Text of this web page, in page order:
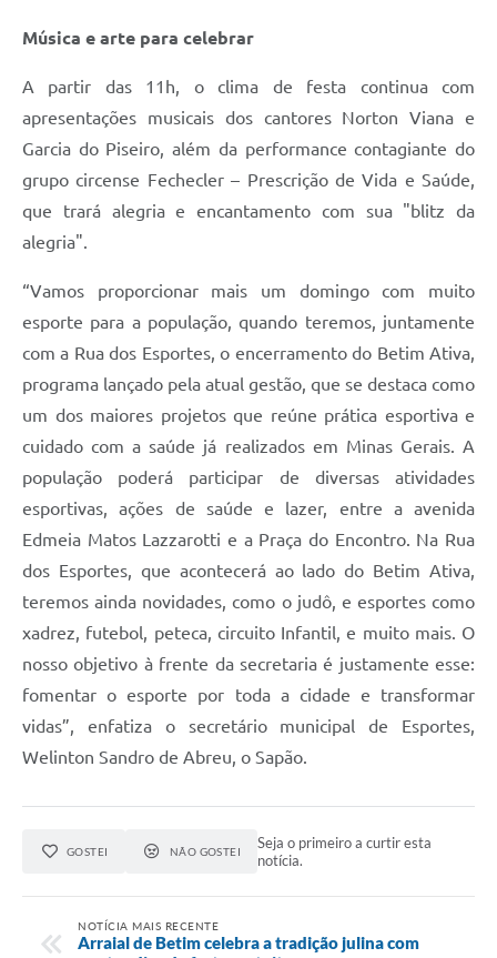
Música e arte para celebrar
A partir das 11h, o clima de festa continua com
apresentações musicais dos cantores Norton Viana e
Garcia do Piseiro, além da performance contagiante do
grupo circense Fechecler – Prescrição de Vida e Saúde,
que trará alegria e encantamento com sua "blitz da
alegria".
“Vamos proporcionar mais um domingo com muito
esporte para a população, quando teremos, juntamente
com a Rua dos Esportes, o encerramento do Betim Ativa,
programa lançado pela atual gestão, que se destaca como
um dos maiores projetos que reúne prática esportiva e
cuidado com a saúde já realizados em Minas Gerais. A
população poderá participar de diversas atividades
esportivas, ações de saúde e lazer, entre a avenida
Edmeia Matos Lazzarotti e a Praça do Encontro. Na Rua
dos Esportes, que acontecerá ao lado do Betim Ativa,
teremos ainda novidades, como o judô, e esportes como
xadrez, futebol, peteca, circuito Infantil, e muito mais. O
nosso objetivo à frente da secretaria é justamente esse:
fomentar o esporte por toda a cidade e transformar
vidas”, enfatiza o secretário municipal de Esportes,
Welinton Sandro de Abreu, o Sapão.
GOSTEI NÃO GOSTEI
Seja o primeiro a curtir esta
notícia.
NOTÍCIA MAIS RECENTE
Arraial de Betim celebra a tradição julina com